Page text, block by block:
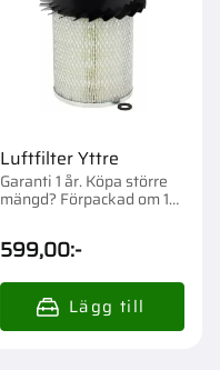
Luftfilter Yttre
Garanti 1 år. Köpa större
mängd? Förpackad om 1
599,00:-